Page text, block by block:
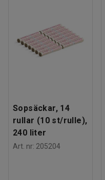
Sopsäckar, 14
rullar (10 st/rulle),
240 liter
Art. nr: 205204